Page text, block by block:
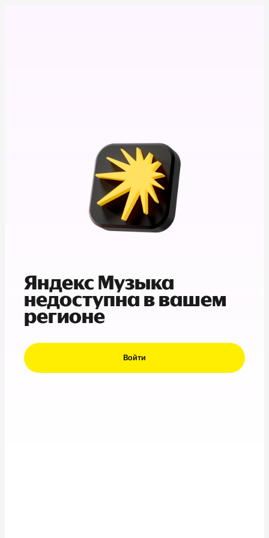
Яндекс Музыка
недоступна в вашем
регионе
Войти